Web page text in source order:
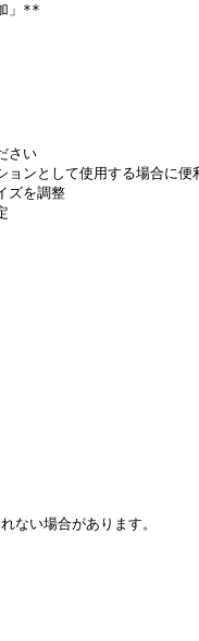
」**
さい
ンとして使用する場合に便
ズを調整
い場合があります。